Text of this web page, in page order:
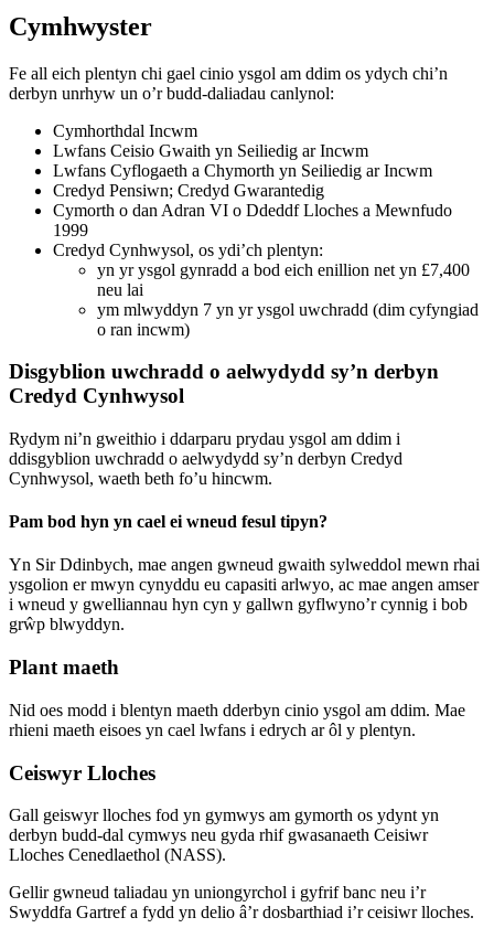
Cymhwyster
Fe all eich plentyn chi gael cinio ysgol am ddim os ydych chi’n
derbyn unrhyw un o’r budd-daliadau canlynol:
Cymhorthdal Incwm
Lwfans Ceisio Gwaith yn Seiliedig ar Incwm
Lwfans Cyflogaeth a Chymorth yn Seiliedig ar Incwm
Credyd Pensiwn; Credyd Gwarantedig
Cymorth o dan Adran VI o Ddeddf Lloches a Mewnfudo
1999
Credyd Cynhwysol, os ydi’ch plentyn:
yn yr ysgol gynradd a bod eich enillion net yn £7,400
neu lai
ym mlwyddyn 7 yn yr ysgol uwchradd (dim cyfyngiad
o ran incwm)
Disgyblion uwchradd o aelwydydd sy’n derbyn
Credyd Cynhwysol
Rydym ni’n gweithio i ddarparu prydau ysgol am ddim i
ddisgyblion uwchradd o aelwydydd sy’n derbyn Credyd
Cynhwysol, waeth beth fo’u hincwm.
Pam bod hyn yn cael ei wneud fesul tipyn?
Yn Sir Ddinbych, mae angen gwneud gwaith sylweddol mewn rhai
ysgolion er mwyn cynyddu eu capasiti arlwyo, ac mae angen amser
i wneud y gwelliannau hyn cyn y gallwn gyflwyno’r cynnig i bob
grŵp blwyddyn.
Plant maeth
Nid oes modd i blentyn maeth dderbyn cinio ysgol am ddim. Mae
rhieni maeth eisoes yn cael lwfans i edrych ar ôl y plentyn.
Ceiswyr Lloches
Gall geiswyr lloches fod yn gymwys am gymorth os ydynt yn
derbyn budd-dal cymwys neu gyda rhif gwasanaeth Ceisiwr
Lloches Cenedlaethol (NASS).
Gellir gwneud taliadau yn uniongyrchol i gyfrif banc neu i’r
Swyddfa Gartref a fydd yn delio â’r dosbarthiad i’r ceisiwr lloches.